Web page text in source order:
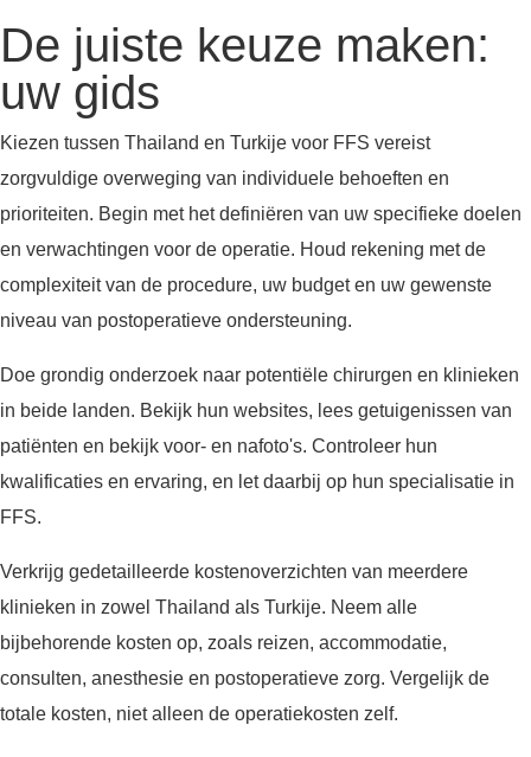
De juiste keuze maken:
uw gids
Kiezen tussen Thailand en Turkije voor FFS vereist
zorgvuldige overweging van individuele behoeften en
prioriteiten. Begin met het definiëren van uw specifieke doelen
en verwachtingen voor de operatie. Houd rekening met de
complexiteit van de procedure, uw budget en uw gewenste
niveau van postoperatieve ondersteuning.
Doe grondig onderzoek naar potentiële chirurgen en klinieken
in beide landen. Bekijk hun websites, lees getuigenissen van
patiënten en bekijk voor- en nafoto's. Controleer hun
kwalificaties en ervaring, en let daarbij op hun specialisatie in
FFS.
Verkrijg gedetailleerde kostenoverzichten van meerdere
klinieken in zowel Thailand als Turkije. Neem alle
bijbehorende kosten op, zoals reizen, accommodatie,
consulten, anesthesie en postoperatieve zorg. Vergelijk de
totale kosten, niet alleen de operatiekosten zelf.